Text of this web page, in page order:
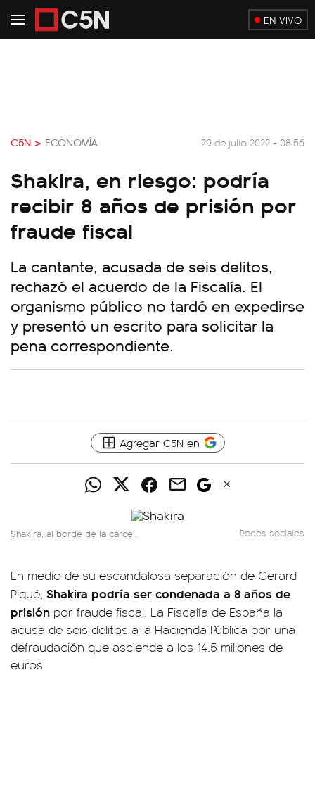
EN VIVO
C5N > ECONOMÍA 29 de julio 2022 - 08:56
Shakira, en riesgo: podría
recibir 8 años de prisión por
fraude fiscal
La cantante, acusada de seis delitos,
rechazó el acuerdo de la Fiscalía. El
organismo público no tardó en expedirse
y presentó un escrito para solicitar la
pena correspondiente.
Agregar C5N en
Shakira, al borde de la cárcel. Redes sociales
En medio de su escandalosa separación de Gerard
Piqué, Shakira podría ser condenada a 8 años de
prisión por fraude fiscal. La Fiscalía de España la
acusa de seis delitos a la Hacienda Pública por una
defraudación que asciende a los 14.5 millones de
euros.